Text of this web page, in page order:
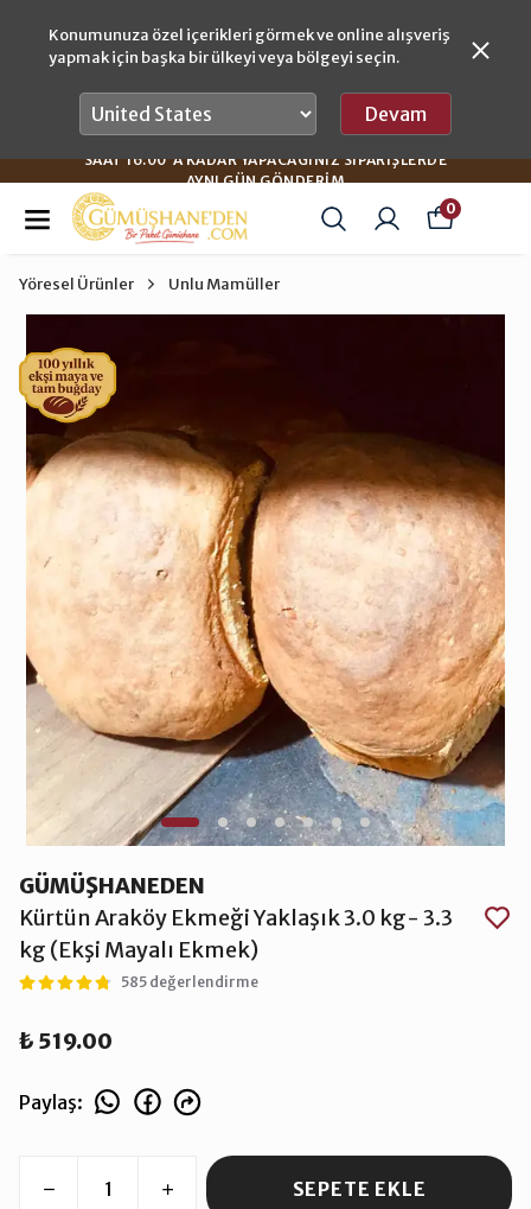
Konumunuza özel içerikleri görmek ve online alışveriş
yapmak için başka bir ülkeyi veya bölgeyi seçin.
Devam
SAAT 16:00'A KADAR YAPACAĞINIZ SIPARIŞLERDE
AYNI GÜN GÖNDERIM
0
Yöresel Ürünler Unlu Mamüller
GÜMÜŞHANEDEN
Kürtün Araköy Ekmeği Yaklaşık 3.0 kg- 3.3
kg (Ekşi Mayalı Ekmek)
585 değerlendirme
₺ 519.00
Paylaş:
SEPETE EKLE